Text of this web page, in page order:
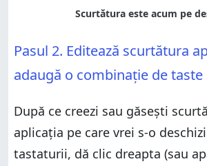
Pasul 2. Editează scurtătura
adaugă o combinație de taste
După ce creezi sau găsești
aplicația pe care vrei s-o
tastaturii, dă clic dreapta (sau